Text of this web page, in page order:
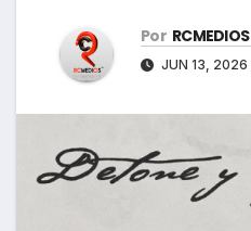
Por RCMEDIOS
JUN 13, 2026